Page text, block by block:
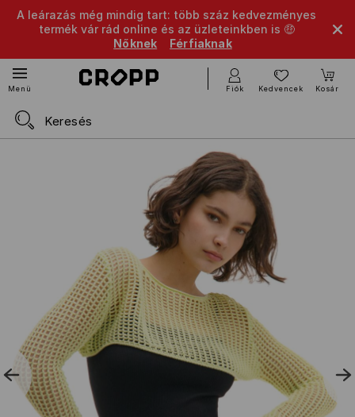
A leárazás még mindig tart: több száz kedvezményes
termék vár rád online és az üzleteinkben is 🤑
Nőknek
Férfiaknak
Menü Fiók Kedvencek Kosár